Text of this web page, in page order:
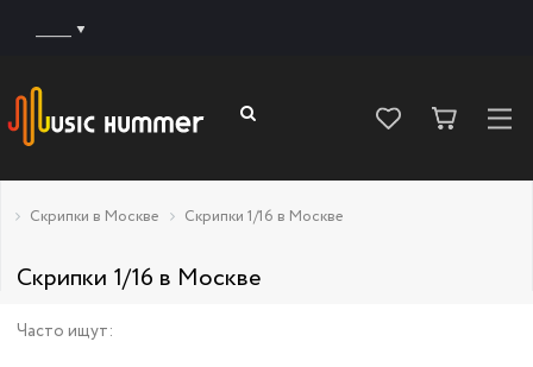
Скрипки в Москве Скрипки 1/16 в Москве
Скрипки 1/16 в Москве
Часто ищут: